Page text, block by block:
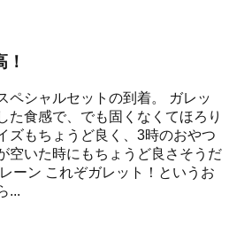
ペシャルセットの到着。 ガレッ
た食感で、でも固くなくてほろり
ズもちょうど良く、3時のおやつ
空いた時にもちょうど良さそうだ
ーン これぞガレット！というお
...